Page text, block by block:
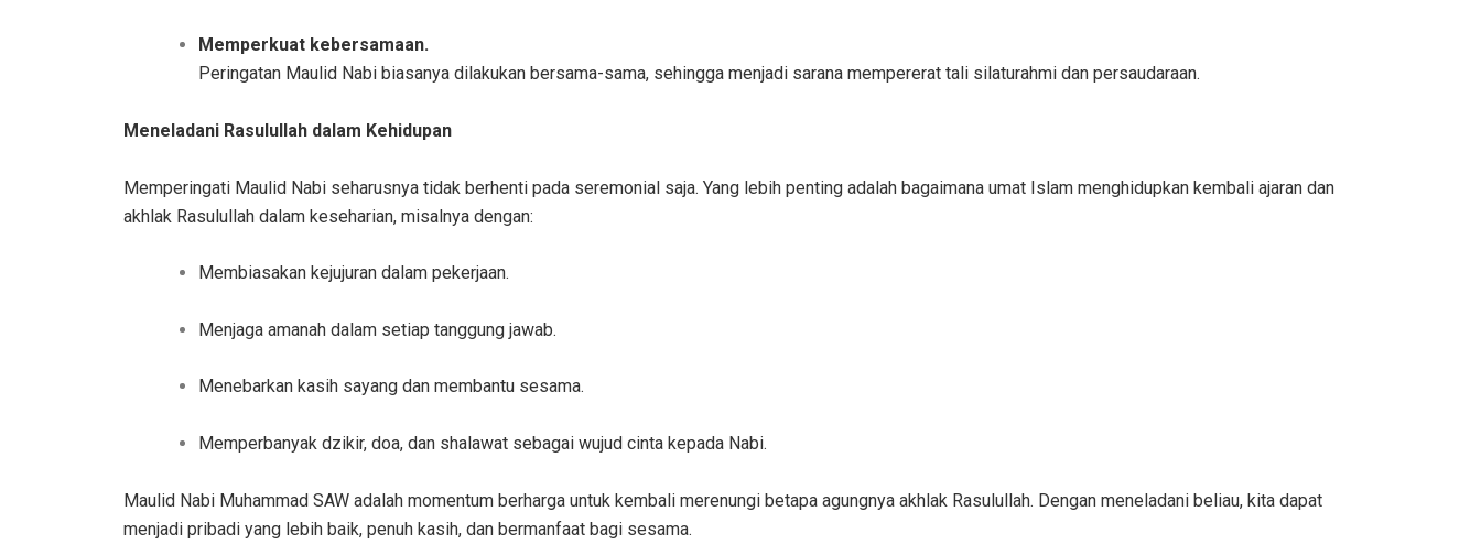
Memperkuat kebersamaan.
Peringatan Maulid Nabi biasanya dilakukan bersama-sama, sehingga menjadi sarana mempererat tali silaturahmi dan persaudaraan.
Meneladani Rasulullah dalam Kehidupan
Memperingati Maulid Nabi seharusnya tidak berhenti pada seremonial saja. Yang lebih penting adalah bagaimana umat Islam menghidupkan kembali ajaran dan
akhlak Rasulullah dalam keseharian, misalnya dengan:
Membiasakan kejujuran dalam pekerjaan.
Menjaga amanah dalam setiap tanggung jawab.
Menebarkan kasih sayang dan membantu sesama.
Memperbanyak dzikir, doa, dan shalawat sebagai wujud cinta kepada Nabi.
Maulid Nabi Muhammad SAW adalah momentum berharga untuk kembali merenungi betapa agungnya akhlak Rasulullah. Dengan meneladani beliau, kita dapat
menjadi pribadi yang lebih baik, penuh kasih, dan bermanfaat bagi sesama.